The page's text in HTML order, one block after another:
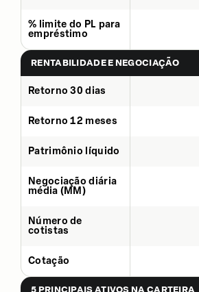
% limite do PL para
empréstimo
RENTABILIDADE E NEGOCIAÇÃO
Retorno 30 dias
Retorno 12 meses
Patrimônio líquido
Negociação diária
média (MM)
Número de
cotistas
Cotação
5 PRINCIPAIS ATIVOS NA CARTEIRA